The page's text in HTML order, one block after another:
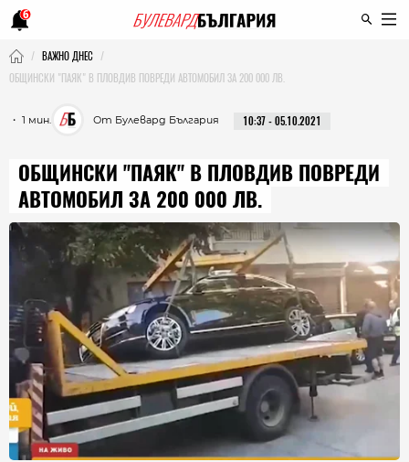
6
ВАЖНО ДНЕС
ОБЩИНСКИ "ПАЯК" В ПЛОВДИВ ПОВРЕДИ АВТОМОБИЛ ЗА 200 000 ЛВ.
・ 1 мин. От Булевард България 10:37 - 05.10.2021
ОБЩИНСКИ "ПАЯК" В ПЛОВДИВ ПОВРЕДИ
АВТОМОБИЛ ЗА 200 000 ЛВ.